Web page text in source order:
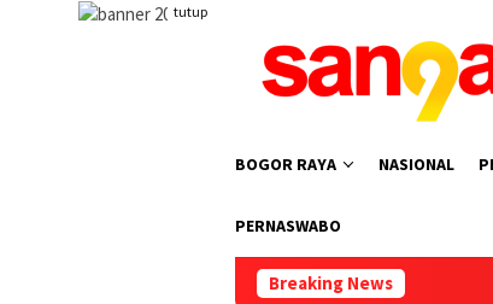
tutup
BOGOR RAYA NASIONAL
PERNASWABO
Breaking News